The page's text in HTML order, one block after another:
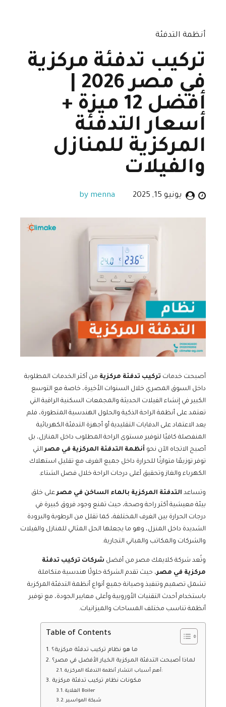
أنظمة التدفئة
تركيب تدفئة مركزية
أفضل 12 ميزة +
أسعار التدفئة
المركزية للمنازل
والفيلات
يونيو 15, 2025 by menna
أصبحت خدمات تركيب تدفئة مركزية من أكثر الخدمات المطلوبة
داخل السوق المصري خلال السنوات الأخيرة، خاصة مع التوسع
الكبير في إنشاء الفيلات الحديثة والمجمعات السكنية الراقية التي
تعتمد على أنظمة الراحة الذكية والحلول الهندسية المتطورة، فلم
يعد الاعتماد على الدفايات التقليدية أو أجهزة التدفئة الكهربائية
المنفصلة كافيًا لتوفير مستوى الراحة المطلوب داخل المنازل، بل
أصبح الاتجاه الآن نحو أنظمة التدفئة المركزية في مصرالتي
توفر توزيعًا متوازنًا للحرارة داخل جميع الغرف مع تقليل استهلاك
الكهرباء والغاز وتحقيق أعلى درجات الراحة خلال فصل الشتاء.
وتساعد التدفئة المركزية بالماء الساخن في مصرعلى خلق
بيئة معيشية أكثر راحة وصحة، حيث تمنع وجود فروق كبيرة في
درجات الحرارة بين الغرف المختلفة، كما تقلل من الرطوبة والبرودة
الشديدة داخل المنزل، وهو ما يجعلها الحل المثالي للمنازل والفيلات
والشركات والمكاتب والمباني التجارية.
وتُعد شركة كلايمك مصر من أفضل شركات تركيب تدفئة
مركزية في مصر، حيث تقدم الشركة حلولًا هندسية متكاملة
تشمل تصميم وتنفيذ وصيانة جميع أنواع أنظمة التدفئة المركزية
باستخدام أحدث التقنيات الأوروبية وأعلى معايير الجودة، مع توفير
أنظمة تناسب مختلف المساحات والميزانيات.
Table of Contents
ما هو نظام تركيب تدفئة مركزية؟
لماذا أصبحت التدفئة المركزية الخيار الأفضل في مصر؟
أهم أسباب انتشار أنظمة التدفئة المركزية:
مكونات نظام تركيب تدفئة مركزية
الغلاية Boiler
شبكة المواسير